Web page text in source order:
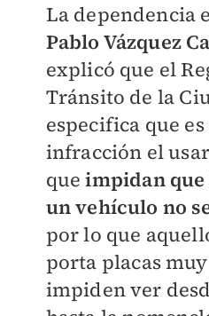
La dependencia
Pablo Vázquez
explicó que el
Tránsito de la
especifica que
infracción el
que impidan que
un vehículo no
por lo que
porta placas
impiden ver